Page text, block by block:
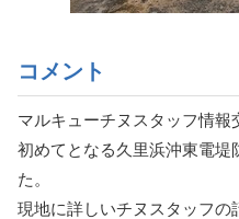
コメント
マルキューチヌスタッフ情報
初めてとなる久里浜沖東電堤
た。
現地に詳しいチヌスタッフの